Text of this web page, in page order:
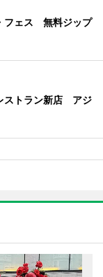
フェス 無料ジップ
ストラン新店 アジ